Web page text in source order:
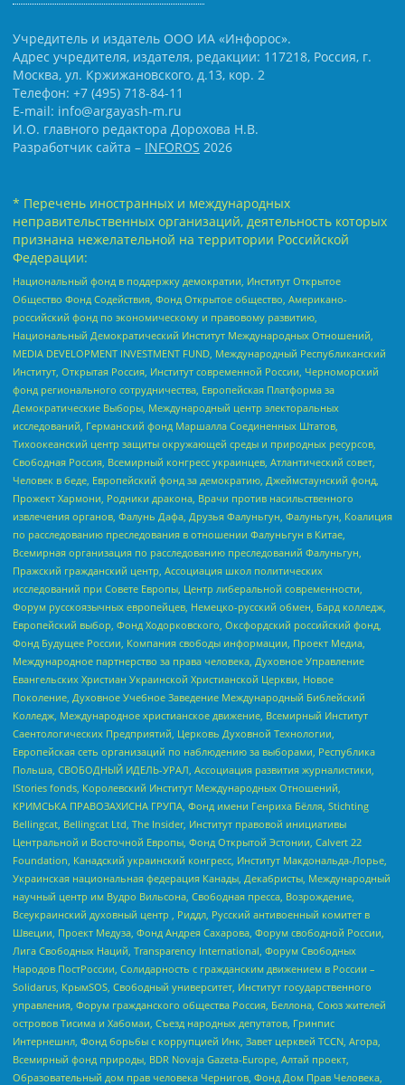
Учредитель и издатель ООО ИА «Инфорос».
Адрес учредителя, издателя, редакции: 117218, Россия, г.
Москва, ул. Кржижановского, д.13, кор. 2
Телефон: +7 (495) 718-84-11
E-mail: info@argayash-m.ru
И.О. главного редактора Дорохова Н.В.
Разработчик сайта – INFOROS 2026
* Перечень иностранных и международных
неправительственных организаций, деятельность которых
признана нежелательной на территории Российской
Федерации:
Национальный фонд в поддержку демократии, Институт Открытое
Общество Фонд Содействия, Фонд Открытое общество, Американо-
российский фонд по экономическому и правовому развитию,
Национальный Демократический Институт Международных Отношений,
MEDIA DEVELOPMENT INVESTMENT FUND, Международный Республиканский
Институт, Открытая Россия, Институт современной России, Черноморский
фонд регионального сотрудничества, Европейская Платформа за
Демократические Выборы, Международный центр электоральных
исследований, Германский фонд Маршалла Соединенных Штатов,
Тихоокеанский центр защиты окружающей среды и природных ресурсов,
Свободная Россия, Всемирный конгресс украинцев, Атлантический совет,
Человек в беде, Европейский фонд за демократию, Джеймстаунский фонд,
Прожект Хармони, Родники дракона, Врачи против насильственного
извлечения органов, Фалунь Дафа, Друзья Фалуньгун, Фалуньгун, Коалиция
по расследованию преследования в отношении Фалуньгун в Китае,
Всемирная организация по расследованию преследований Фалуньгун,
Пражский гражданский центр, Ассоциация школ политических
исследований при Совете Европы, Центр либеральной современности,
Форум русскоязычных европейцев, Немецко-русский обмен, Бард колледж,
Европейский выбор, Фонд Ходорковского, Оксфордский российский фонд,
Фонд Будущее России, Компания свободы информации, Проект Медиа,
Международное партнерство за права человека, Духовное Управление
Евангельских Христиан Украинской Христианской Церкви, Новое
Поколение, Духовное Учебное Заведение Международный Библейский
Колледж, Международное христианское движение, Всемирный Институт
Саентологических Предприятий, Церковь Духовной Технологии,
Европейская сеть организаций по наблюдению за выборами, Республика
Польша, СВОБОДНЫЙ ИДЕЛЬ-УРАЛ, Ассоциация развития журналистики,
IStories fonds, Королевский Институт Международных Отношений,
КРИМСЬКА ПРАВОЗАХИСНА ГРУПА, Фонд имени Генриха Бёлля, Stichting
Bellingcat, Bellingcat Ltd, The Insider, Институт правовой инициативы
Центральной и Восточной Европы, Фонд Открытой Эстонии, Calvert 22
Foundation, Канадский украинский конгресс, Институт Макдональда-Лорье,
Украинская национальная федерация Канады, Декабристы, Международный
научный центр им Вудро Вильсона, Свободная пресса, Возрождение,
Всеукраинский духовный центр , Риддл, Русский антивоенный комитет в
Швеции, Проект Медуза, Фонд Андрея Сахарова, Форум свободной России,
Лига Свободных Наций, Transparеncy International, Форум Свободных
Народов ПостРоссии, Солидарность с гражданским движением в России –
Solidarus, КрымSOS, Свободный университет, Институт государственного
управления, Форум гражданского общества Россия, Беллона, Союз жителей
островов Тисима и Хабомаи, Съезд народных депутатов, Гринпис
Интернешнл, Фонд борьбы с коррупцией Инк, Завет церквей TCCN, Агора,
Всемирный фонд природы, BDR Novaja Gazeta-Europe, Алтай проект,
Образовательный дом прав человека Чернигов, Фонд Дом Прав Человека,